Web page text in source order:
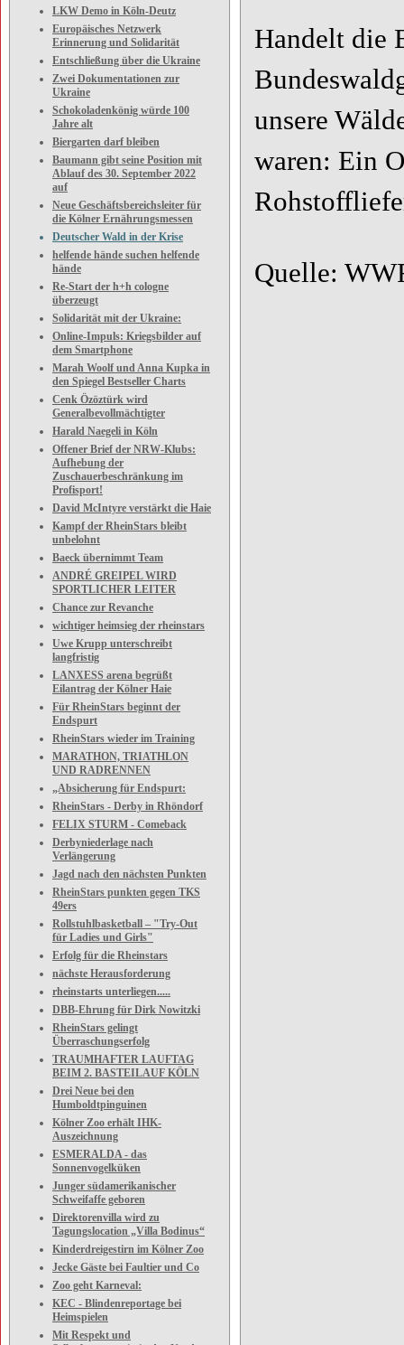
LKW Demo in Köln-Deutz
Europäisches Netzwerk
Erinnerung und Solidarität
Entschließung über die Ukraine
Zwei Dokumentationen zur
Ukraine
Schokoladenkönig würde 100
Jahre alt
Biergarten darf bleiben
Baumann gibt seine Position mit
Ablauf des 30. September 2022
auf
Neue Geschäftsbereichsleiter für
die Kölner Ernährungsmessen
Deutscher Wald in der Krise
helfende hände suchen helfende
hände
Re-Start der h+h cologne
überzeugt
Solidarität mit der Ukraine:
Online-Impuls: Kriegsbilder auf
dem Smartphone
Marah Woolf und Anna Kupka in
den Spiegel Bestseller Charts
Cenk Özöztürk wird
Generalbevollmächtigter
Harald Naegeli in Köln
Offener Brief der NRW-Klubs:
Aufhebung der
Zuschauerbeschränkung im
Profisport!
David McIntyre verstärkt die Haie
Kampf der RheinStars bleibt
unbelohnt
Baeck übernimmt Team
ANDRÉ GREIPEL WIRD
SPORTLICHER LEITER
Chance zur Revanche
wichtiger heimsieg der rheinstars
Uwe Krupp unterschreibt
langfristig
LANXESS arena begrüßt
Eilantrag der Kölner Haie
Für RheinStars beginnt der
Endspurt
RheinStars wieder im Training
MARATHON, TRIATHLON
UND RADRENNEN
„Absicherung für Endspurt:
RheinStars - Derby in Rhöndorf
FELIX STURM - Comeback
Derbyniederlage nach
Verlängerung
Jagd nach den nächsten Punkten
RheinStars punkten gegen TKS
49ers
Rollstuhlbasketball – "Try-Out
für Ladies und Girls"
Erfolg für die Rheinstars
nächste Herausforderung
rheinstarts unterliegen.....
DBB-Ehrung für Dirk Nowitzki
RheinStars gelingt
Überraschungserfolg
TRAUMHAFTER LAUFTAG
BEIM 2. BASTEILAUF KÖLN
Drei Neue bei den
Humboldtpinguinen
Kölner Zoo erhält IHK-
Auszeichnung
ESMERALDA - das
Sonnenvogelküken
Junger südamerikanischer
Schweifaffe geboren
Direktorenvilla wird zu
Tagungslocation „Villa Bodinus“
Kinderdreigestirn im Kölner Zoo
Jecke Gäste bei Faultier und Co
Zoo geht Karneval:
KEC - Blindenreportage bei
Heimspielen
Mit Respekt und
Handelt die
unsere
waren: Ein
Quelle: